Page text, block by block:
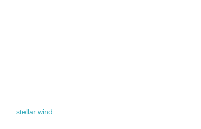
stellar wind